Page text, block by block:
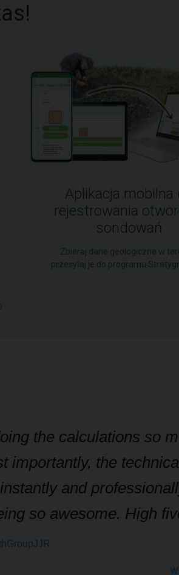
Aplikacja mobilna
rejestrowania
sondowań
the calculations so
importantly, the
and
so awesome. High